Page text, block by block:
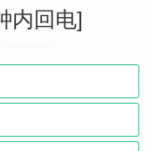
内回电]